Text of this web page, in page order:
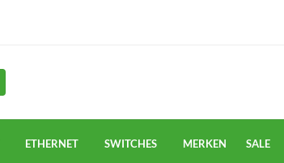
ETHERNET SWITCHES MERKEN SALE